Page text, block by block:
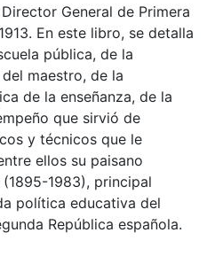
General de Primera
En este libro, se detalla
pública, de la
maestro, de la
de la enseñanza, de la
que sirvió de
y técnicos que le
ellos su paisano
1983), principal
política educativa del
República española.